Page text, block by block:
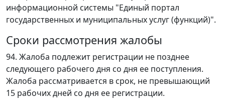
информационной системы "Единый портал
государственных и муниципальных услуг (функций)".
Сроки рассмотрения жалобы
94. Жалоба подлежит регистрации не позднее
следующего рабочего дня со дня ее поступления.
Жалоба рассматривается в срок, не превышающий
15 рабочих дней со дня ее регистрации.